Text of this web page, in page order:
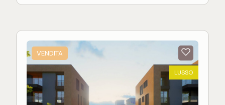
di riscaldamento autonomo e impianto elettrico a
ampi spazi interni, centralità e luminosità.
Riepilogo dimensioni:
VENDITA
LUSSO